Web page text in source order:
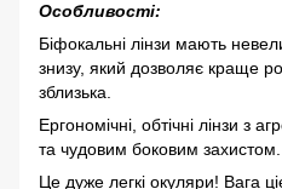
Особливості:
Біфокальні лінзи мають
знизу, який дозволяє краще
зблизька.
Ергономічні, обтічні лінзи з
та чудовим боковим захистом.
Це дуже легкі окуляри! Вага